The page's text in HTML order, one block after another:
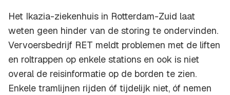
Het Ikazia-ziekenhuis in Rotterdam-Zuid laat
weten geen hinder van de storing te ondervinden.
Vervoersbedrijf RET meldt problemen met de liften
en roltrappen op enkele stations en ook is niet
overal de reisinformatie op de borden te zien.
Enkele tramlijnen rijden óf tijdelijk niet, óf nemen